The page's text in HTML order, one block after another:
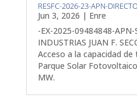
RESFC-2026-23-APN-
Jun 3, 2026 | Enre
-EX-2025-09484848-APN-
INDUSTRIAS JUAN F.
Acceso a la capacidad
Parque Solar
MW.